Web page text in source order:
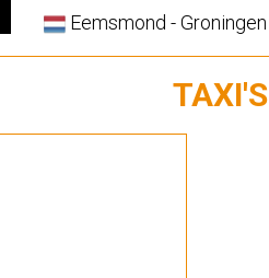
Eemsmond - Groningen
TAXI'S